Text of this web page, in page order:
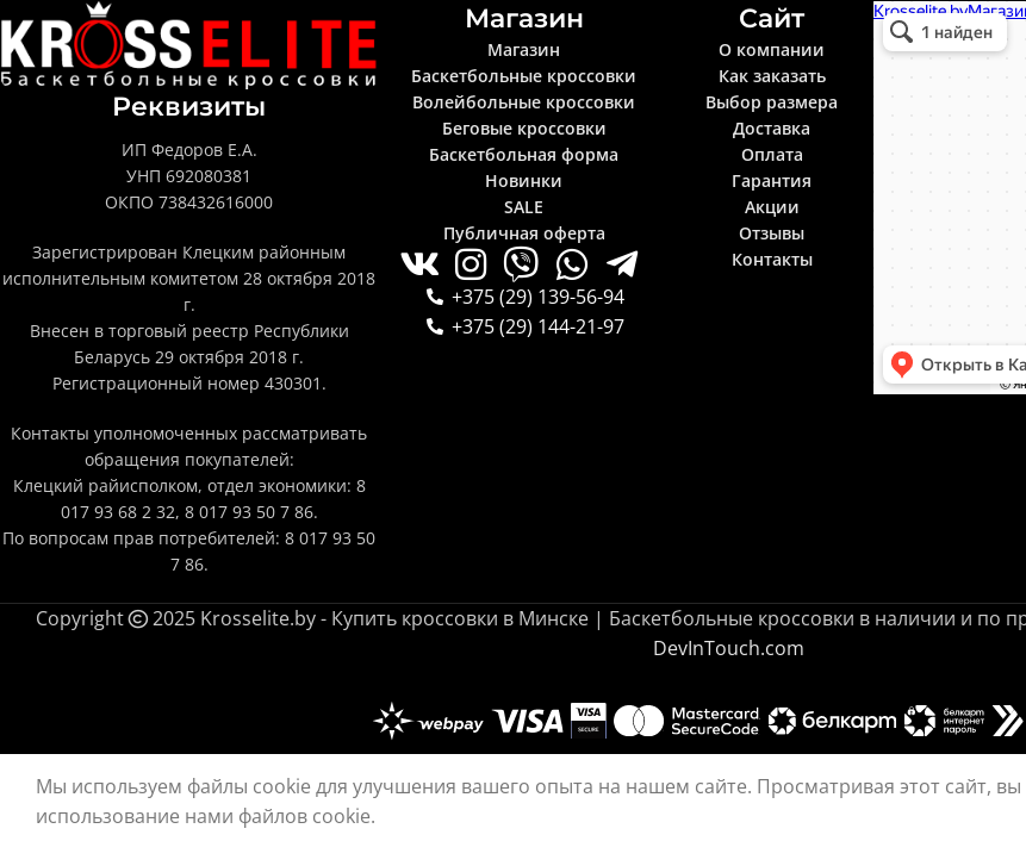
Реквизиты
ИП Федоров Е.А.
УНП 692080381
ОКПО 738432616000
Зарегистрирован Клецким районным
исполнительным комитетом 28 октября 2018
г.
Внесен в торговый реестр Республики
Беларусь 29 октября 2018 г.
Регистрационный номер 430301.
Контакты уполномоченных рассматривать
обращения покупателей:
Клецкий райисполком, отдел экономики: 8
017 93 68 2 32, 8 017 93 50 7 86.
По вопросам прав потребителей: 8 017 93 50
7 86.
Магазин
Магазин
Баскетбольные кроссовки
Волейбольные кроссовки
Беговые кроссовки
Баскетбольная форма
Новинки
SALE
Публичная оферта
+375 (29) 139-56-94
+375 (29) 144-21-97
Сайт
О компании
Как заказать
Выбор размера
Доставка
Оплата
Гарантия
Акции
Отзывы
Контакты
Krosselite.by
Информационный
Copyright
2025 Krosselite.by - Купить кроссовки в Минске | Баскетбольные кроссовки в наличии и по
DevInTouch.com
Мы используем файлы cookie для улучшения вашего опыта на нашем сайте. Просматривая этот сайт, вы
использование нами файлов cookie.